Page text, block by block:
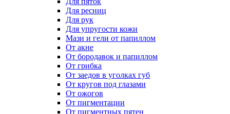
Для ресниц
Для рук
Для упругости кожи
Мази и гели от папиллом
От акне
От бородавок и папиллом
От грибка
От заедов в уголках губ
От кругов под глазами
От ожогов
От пигментации
От пигментных пятен